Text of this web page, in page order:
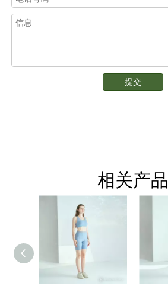
提交
相关产品